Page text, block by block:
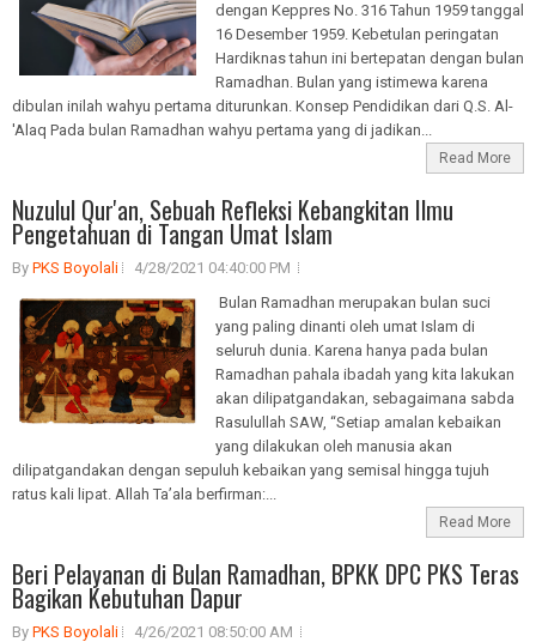
dengan Keppres No. 316 Tahun 1959 tanggal
16 Desember 1959. Kebetulan peringatan
Hardiknas tahun ini bertepatan dengan bulan
Ramadhan. Bulan yang istimewa karena
dibulan inilah wahyu pertama diturunkan. Konsep Pendidikan dari Q.S. Al-
'Alaq Pada bulan Ramadhan wahyu pertama yang di jadikan...
Read More
Nuzulul Qur'an, Sebuah Refleksi Kebangkitan Ilmu
Pengetahuan di Tangan Umat Islam
By PKS Boyolali
4/28/2021 04:40:00 PM
Bulan Ramadhan merupakan bulan suci
yang paling dinanti oleh umat Islam di
seluruh dunia. Karena hanya pada bulan
Ramadhan pahala ibadah yang kita lakukan
akan dilipatgandakan, sebagaimana sabda
Rasulullah SAW, “Setiap amalan kebaikan
yang dilakukan oleh manusia akan
dilipatgandakan dengan sepuluh kebaikan yang semisal hingga tujuh
ratus kali lipat. Allah Ta’ala berfirman:...
Read More
Beri Pelayanan di Bulan Ramadhan, BPKK DPC PKS Teras
Bagikan Kebutuhan Dapur
By PKS Boyolali
4/26/2021 08:50:00 AM